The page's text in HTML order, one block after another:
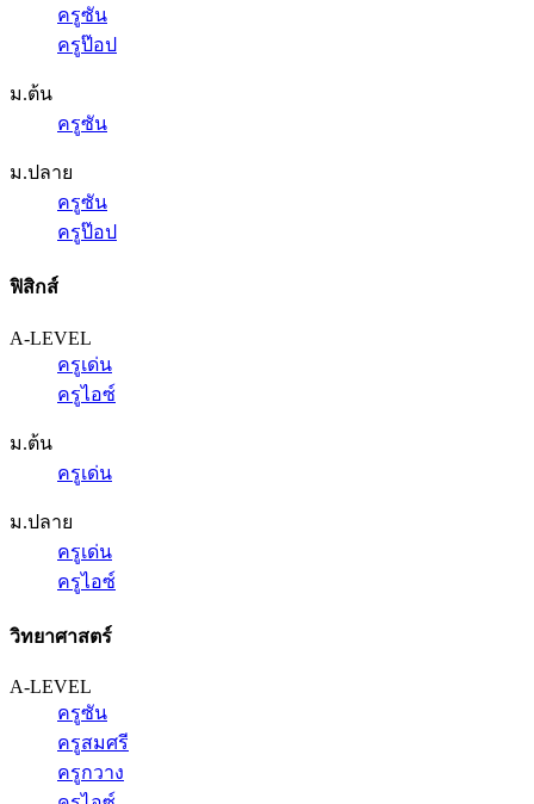
ครูซัน
ครูป๊อป
ม.ต้น
ครูซัน
ม.ปลาย
ครูซัน
ครูป๊อป
ฟิสิกส์
A-LEVEL
ครูเด่น
ครูไอซ์
ม.ต้น
ครูเด่น
ม.ปลาย
ครูเด่น
ครูไอซ์
วิทยาศาสตร์
A-LEVEL
ครูซัน
ครูสมศรี
ครูกวาง